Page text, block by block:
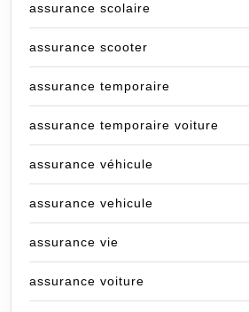
assurance scolaire
assurance scooter
assurance temporaire
assurance temporaire voiture
assurance véhicule
assurance vehicule
assurance vie
assurance voiture